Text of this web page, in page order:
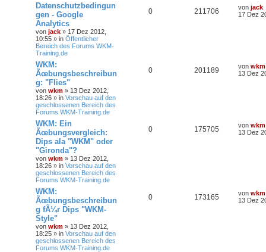
Datenschutzbedingun
gen - Google
Analytics
von jack » 17 Dez 2012,
10:55 » in Öffentlicher
Bereich des Forums WKM-
Training.de
0 211706 von jack
17 Dez
WKM:
Ãœbungsbeschreibun
g: "Flies"
von wkm » 13 Dez 2012,
18:26 » in Vorschau auf den
geschlossenen Bereich des
Forums WKM-Training.de
0 201189 von wkm
13 Dez
WKM: Ein
Ãœbungsvergleich:
Dips ala "WKM" oder
"Gironda"?
von wkm » 13 Dez 2012,
18:26 » in Vorschau auf den
geschlossenen Bereich des
Forums WKM-Training.de
0 175705 von wkm
13 Dez
WKM:
Ãœbungsbeschreibun
g fÃ¼r Dips "WKM-
Style"
von wkm » 13 Dez 2012,
18:25 » in Vorschau auf den
geschlossenen Bereich des
Forums WKM-Training.de
0 173165 von wkm
13 Dez